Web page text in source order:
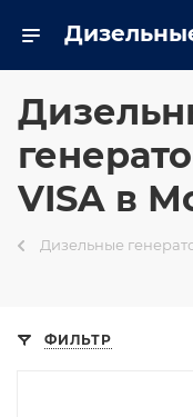
VISA в
Дизельные
ФИЛЬТР